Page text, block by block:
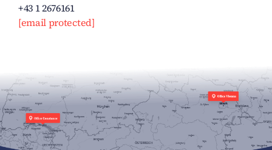
+43 1 2676161
[email protected]